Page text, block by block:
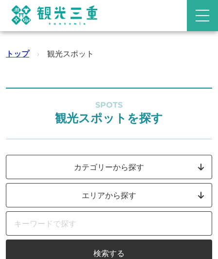
トップ › 観光スポット
SPOTS
観光スポットを探す
カテゴリーから探す
エリアから探す
検索する